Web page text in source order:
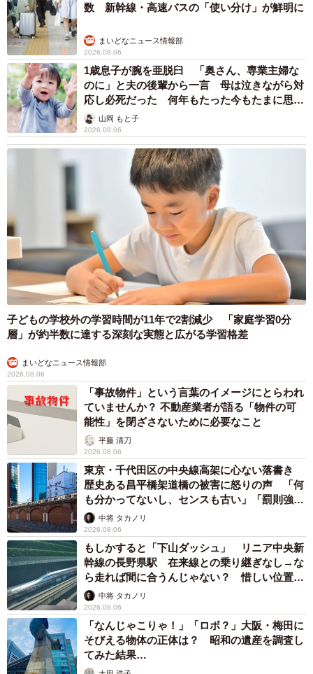
数 新幹線・高速バスの「使い分け」が鮮明に
まいどなニュース情報部
2026.08.06
1歳息子が腕を亜脱臼 「奥さん、専業主婦な
のに」と夫の後輩から一言 母は泣きながら対
応し必死だった 何年もたった今もたまに思い
出し…山岡 もと子
2026.08.06
子どもの学校外の学習時間が11年で2割減少 「家庭学習0分
層」が約半数に達する深刻な実態と広がる学習格差
まいどなニュース情報部
2026.08.06
「事故物件」という言葉のイメージにとらわれ
ていませんか？ 不動産業者が語る「物件の可
能性」を閉ざさないために必要なこと
平藤 清刀
2026.08.06
東京・千代田区の中央線高架に心ない落書き
歴史ある昌平橋架道橋の被害に怒りの声 「何
も分かってないし、センスも古い」「罰則強化
して」中将 タカノリ
2026.08.06
もしかすると「下山ダッシュ」 リニア中央新
幹線の長野県駅 在来線との乗り継ぎなし→な
ら走れば間に合うんじゃない？ 惜しい位置関
係が反響
中将 タカノリ
2026.08.06
「なんじゃこりゃ！」「ロボ？」大阪・梅田に
そびえる物体の正体は？ 昭和の遺産を調査し
てみた結果…